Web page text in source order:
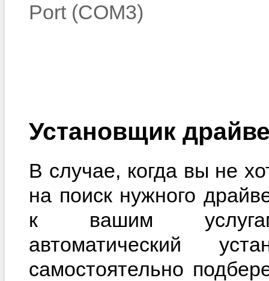
Port (COM3)
Установщик
В случае, когда вы не
на поиск нужного
к вашим
автоматический
самостоятельно